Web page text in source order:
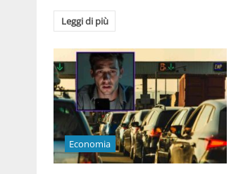
Leggi di più
Economia